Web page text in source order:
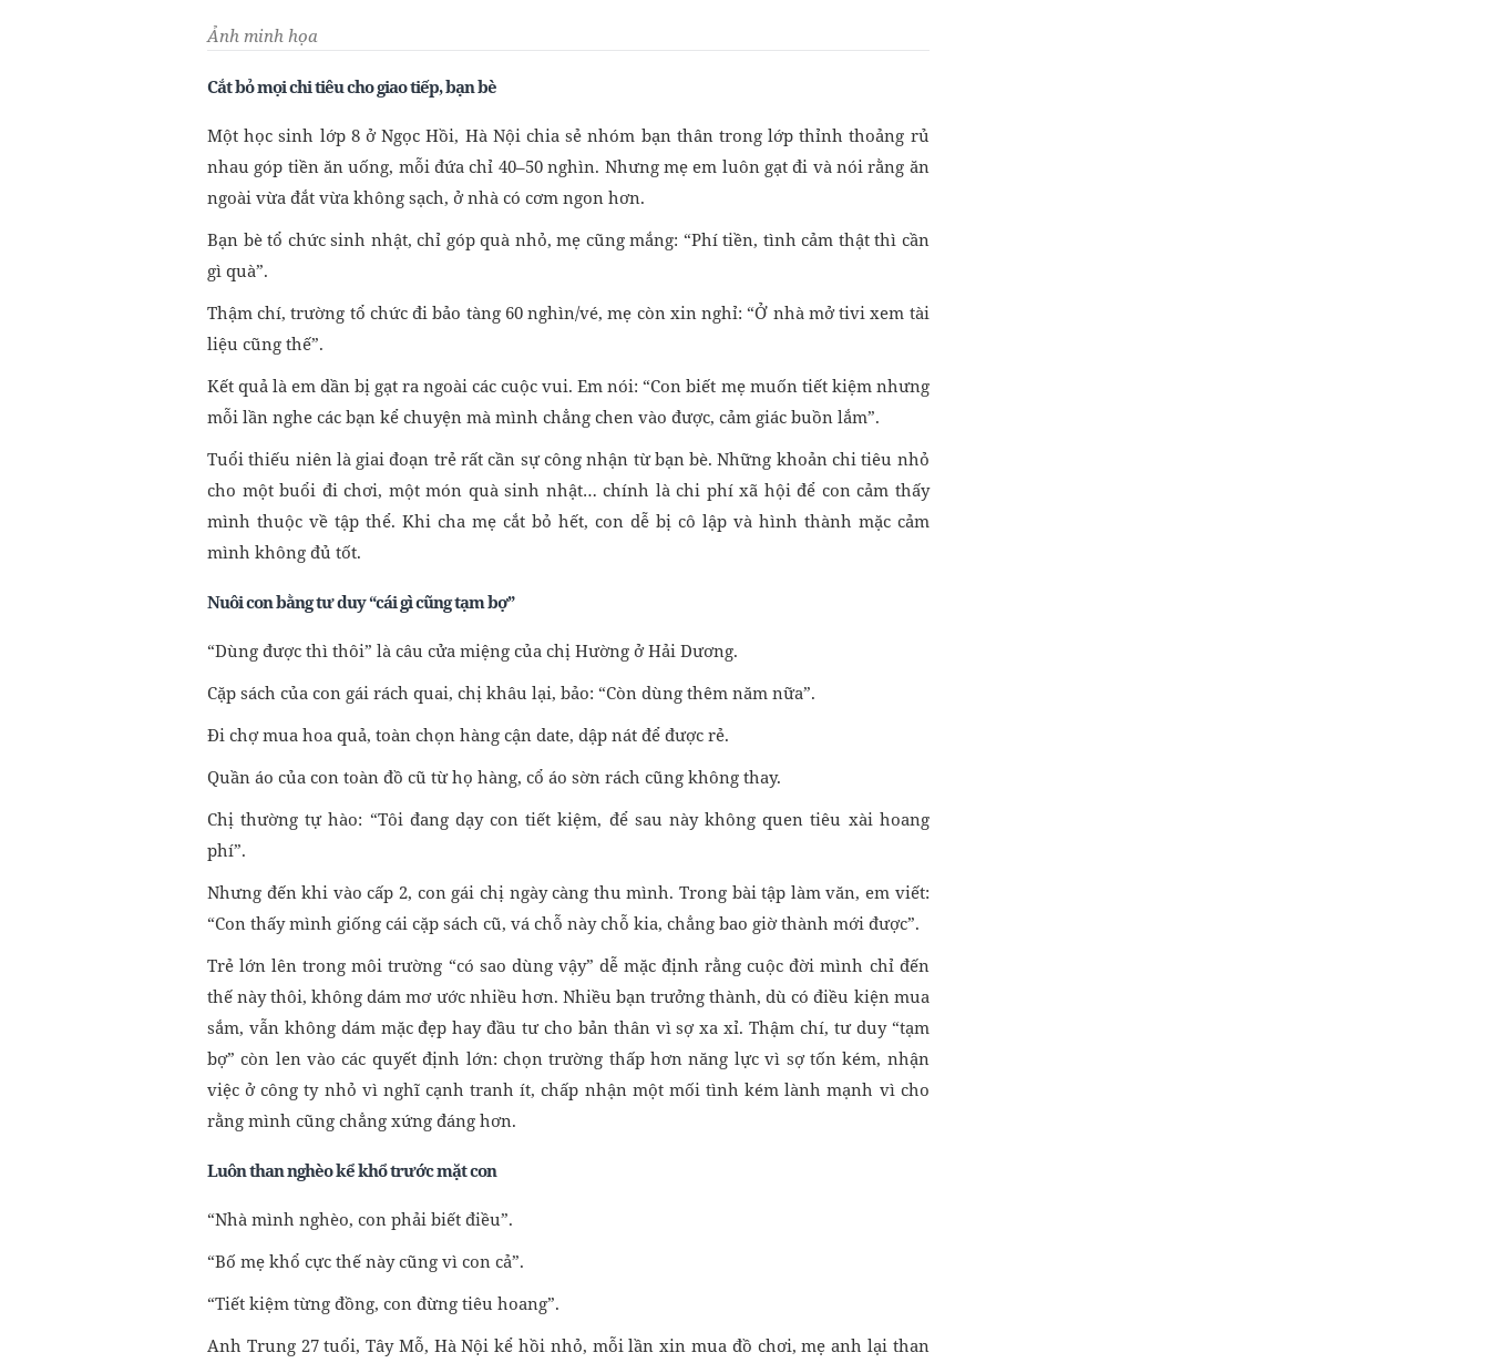
Ảnh minh họa
Cắt bỏ mọi chi tiêu cho giao tiếp, bạn bè
Một học sinh lớp 8 ở Ngọc Hồi, Hà Nội chia sẻ nhóm bạn thân trong lớp thỉnh thoảng rủ
nhau góp tiền ăn uống, mỗi đứa chỉ 40–50 nghìn. Nhưng mẹ em luôn gạt đi và nói rằng ăn
ngoài vừa đắt vừa không sạch, ở nhà có cơm ngon hơn.
Bạn bè tổ chức sinh nhật, chỉ góp quà nhỏ, mẹ cũng mắng: “Phí tiền, tình cảm thật thì cần
gì quà”.
Thậm chí, trường tổ chức đi bảo tàng 60 nghìn/vé, mẹ còn xin nghỉ: “Ở nhà mở tivi xem tài
liệu cũng thế”.
Kết quả là em dần bị gạt ra ngoài các cuộc vui. Em nói: “Con biết mẹ muốn tiết kiệm nhưng
mỗi lần nghe các bạn kể chuyện mà mình chẳng chen vào được, cảm giác buồn lắm”.
Tuổi thiếu niên là giai đoạn trẻ rất cần sự công nhận từ bạn bè. Những khoản chi tiêu nhỏ
cho một buổi đi chơi, một món quà sinh nhật… chính là chi phí xã hội để con cảm thấy
mình thuộc về tập thể. Khi cha mẹ cắt bỏ hết, con dễ bị cô lập và hình thành mặc cảm
mình không đủ tốt.
Nuôi con bằng tư duy “cái gì cũng tạm bợ”
“Dùng được thì thôi” là câu cửa miệng của chị Hường ở Hải Dương.
Cặp sách của con gái rách quai, chị khâu lại, bảo: “Còn dùng thêm năm nữa”.
Đi chợ mua hoa quả, toàn chọn hàng cận date, dập nát để được rẻ.
Quần áo của con toàn đồ cũ từ họ hàng, cổ áo sờn rách cũng không thay.
Chị thường tự hào: “Tôi đang dạy con tiết kiệm, để sau này không quen tiêu xài hoang
phí”.
Nhưng đến khi vào cấp 2, con gái chị ngày càng thu mình. Trong bài tập làm văn, em viết:
“Con thấy mình giống cái cặp sách cũ, vá chỗ này chỗ kia, chẳng bao giờ thành mới được”.
Trẻ lớn lên trong môi trường “có sao dùng vậy” dễ mặc định rằng cuộc đời mình chỉ đến
thế này thôi, không dám mơ ước nhiều hơn. Nhiều bạn trưởng thành, dù có điều kiện mua
sắm, vẫn không dám mặc đẹp hay đầu tư cho bản thân vì sợ xa xỉ. Thậm chí, tư duy “tạm
bợ” còn len vào các quyết định lớn: chọn trường thấp hơn năng lực vì sợ tốn kém, nhận
việc ở công ty nhỏ vì nghĩ cạnh tranh ít, chấp nhận một mối tình kém lành mạnh vì cho
rằng mình cũng chẳng xứng đáng hơn.
Luôn than nghèo kể khổ trước mặt con
“Nhà mình nghèo, con phải biết điều”.
“Bố mẹ khổ cực thế này cũng vì con cả”.
“Tiết kiệm từng đồng, con đừng tiêu hoang”.
Anh Trung 27 tuổi, Tây Mỗ, Hà Nội kể hồi nhỏ, mỗi lần xin mua đồ chơi, mẹ anh lại than